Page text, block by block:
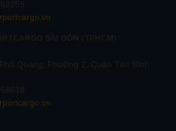
SÀI GÒN (TPHCM)